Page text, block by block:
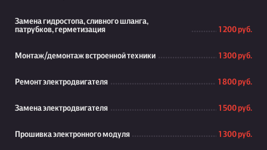
Замена гидростопа, сливного шланга,
патрубков, герметизация
1 200 руб.
Монтаж/демонтаж встроенной техники 1 300 руб.
Ремонт электродвигателя 1 800 руб.
Замена электродвигателя 1 500 руб.
Прошивка электронного модуля 1 300 руб.